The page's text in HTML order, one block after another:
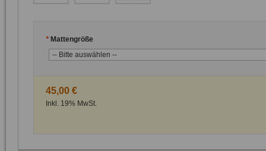
* Mattengröße
45,00 €
Inkl. 19% MwSt.